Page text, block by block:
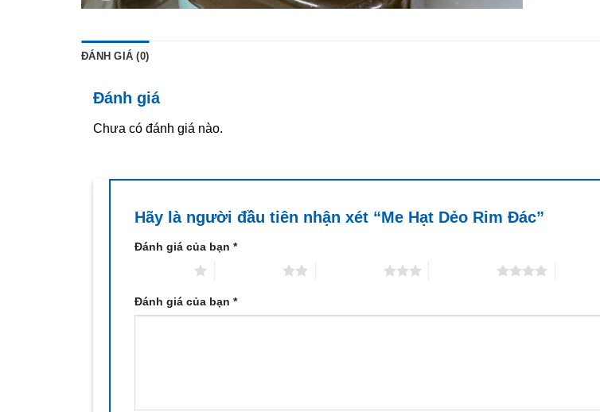
ĐÁNH GIÁ (0)
Đánh giá
Chưa có đánh giá nào.
Hãy là người đầu tiên nhận xét “Me Hạt Dẻo Rim Đác”
Đánh giá của bạn *
Đánh giá của bạn *